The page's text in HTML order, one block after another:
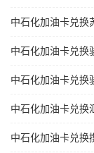
中石化加油卡兑换
中石化加油卡兑换
中石化加油卡兑换
中石化加油卡兑换
中石化加油卡兑换